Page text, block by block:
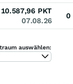
10.587,96 PKT
07.08.26
0
auswählen: